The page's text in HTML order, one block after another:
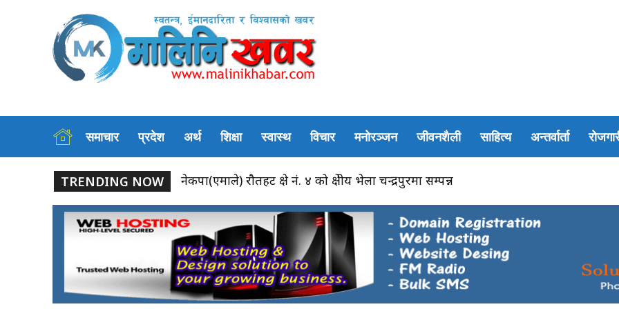
समाचार प्रदेश अर्थ शिक्षा स्वास्थ विचार मनोरञ्जन जीवनशैली साहित्य अन्तर्वार्ता
TRENDING NOW बृन्दावनमा लामखुट्टे नियन्त्रण अभियान तीव्र, डेंगु–मलेरियाबाट जोगिन नगर प्रमुख कुर्मी सक्रिय
नेकपा(एमाले) रौतहट क्षेत्र नं. ४ को क्षेत्रीय भेला चन्द्रपुरमा सम्पन्न